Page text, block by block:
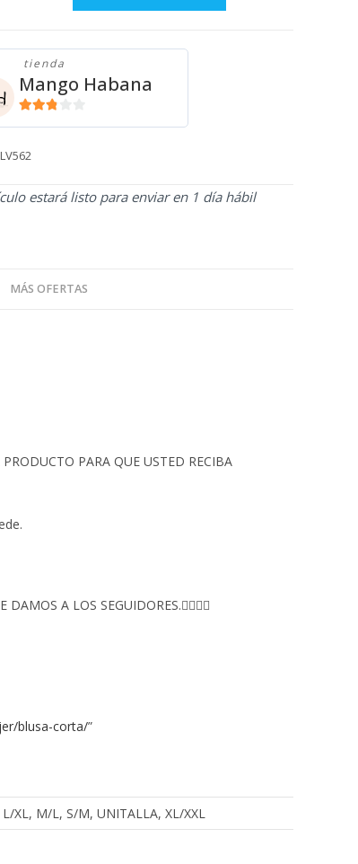
tienda
Mango Habana
estará listo para enviar en 1 día hábil
MÁS OFERTAS
PARA QUE USTED RECIBA
A LOS SEGUIDORES.👇🏻👇🏻
blusa-corta/”
XL, M/L, S/M, UNITALLA, XL/XXL